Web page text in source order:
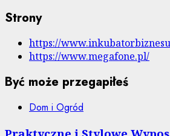
Strony
https://
https://www.megafone.pl/
Być może przegapiłeś
Dom i Ogród